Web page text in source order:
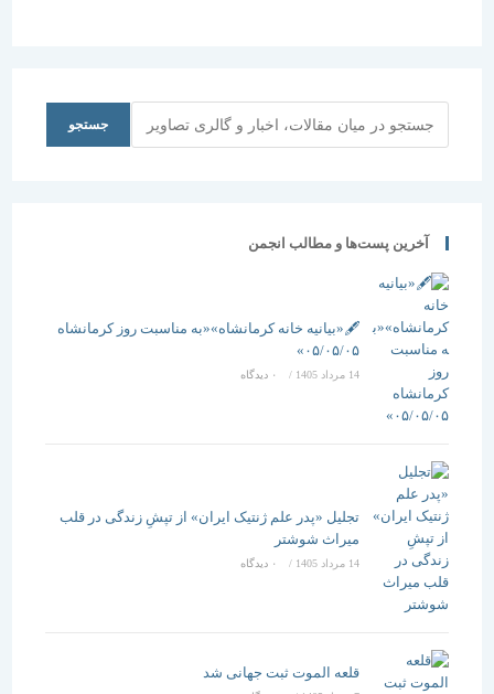
سیدعلیرضا
قهاری
جستجو
آخرین پست‌ها و مطالب انجمن
🖋️«بیانیه خانه کرمانشاه»«به مناسبت روز کرمانشاه
۰۵/۰۵/۰۵»
/ ۰ دیدگاه
تجلیل «پدر علم ژنتیک ایران» از تپشِ زندگی در قلب
میراث شوشتر
14 مرداد 1405 / ۰ دیدگاه
قلعه الموت ثبت جهانی شد